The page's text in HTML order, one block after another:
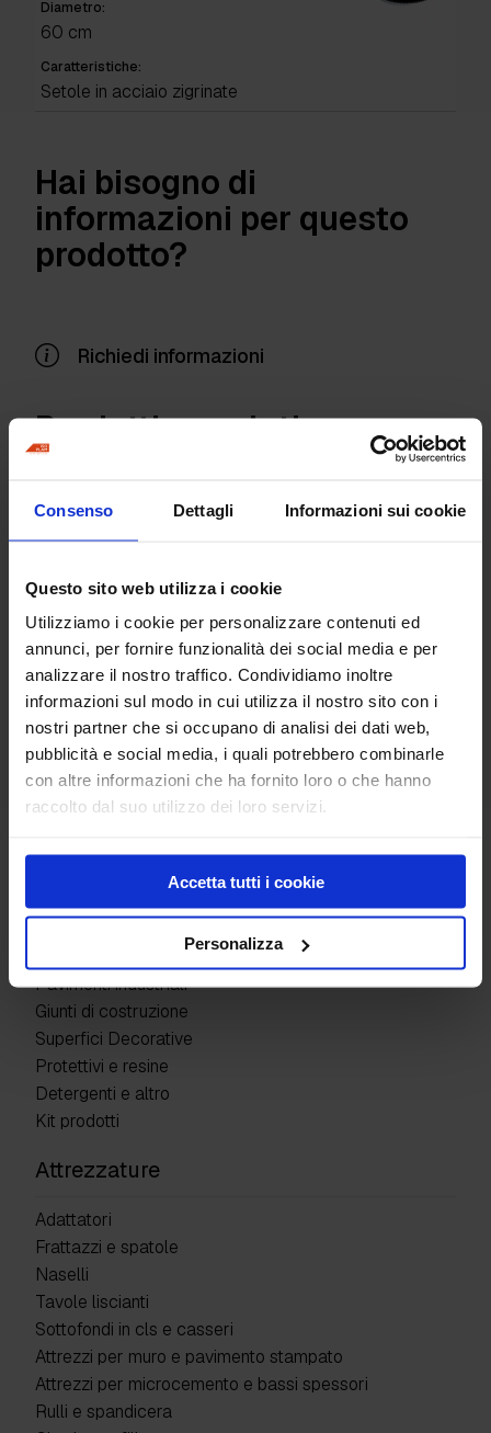
Consenso Dettagli Informazioni sui cookie
Questo sito web utilizza i cookie
Utilizziamo i cookie per personalizzare contenuti ed
annunci, per fornire funzionalità dei social media e per
analizzare il nostro traffico. Condividiamo inoltre
informazioni sul modo in cui utilizza il nostro sito con i
nostri partner che si occupano di analisi dei dati web,
pubblicità e social media, i quali potrebbero combinarle
con altre informazioni che ha fornito loro o che hanno
raccolto dal suo utilizzo dei loro servizi.
Accetta tutti i cookie
Personalizza
Diametro:
60 cm
Caratteristiche:
Setole in acciaio zigrinate
Pavimenti industriali
Giunti di costruzione
Superfici Decorative
Protettivi e resine
Detergenti e altro
Kit prodotti
Attrezzature
Adattatori
Frattazzi e spatole
Naselli
Tavole liscianti
Sottofondi in cls e casseri
Attrezzi per muro e pavimento stampato
Attrezzi per microcemento e bassi spessori
Rulli e spandicera
Hai bisogno di
informazioni per questo
prodotto?
Richiedi informazioni
Prodotti correlati
Lisciatrice a motore
benzina Ø 60 cm
Lisciatrici a motore
elettrico